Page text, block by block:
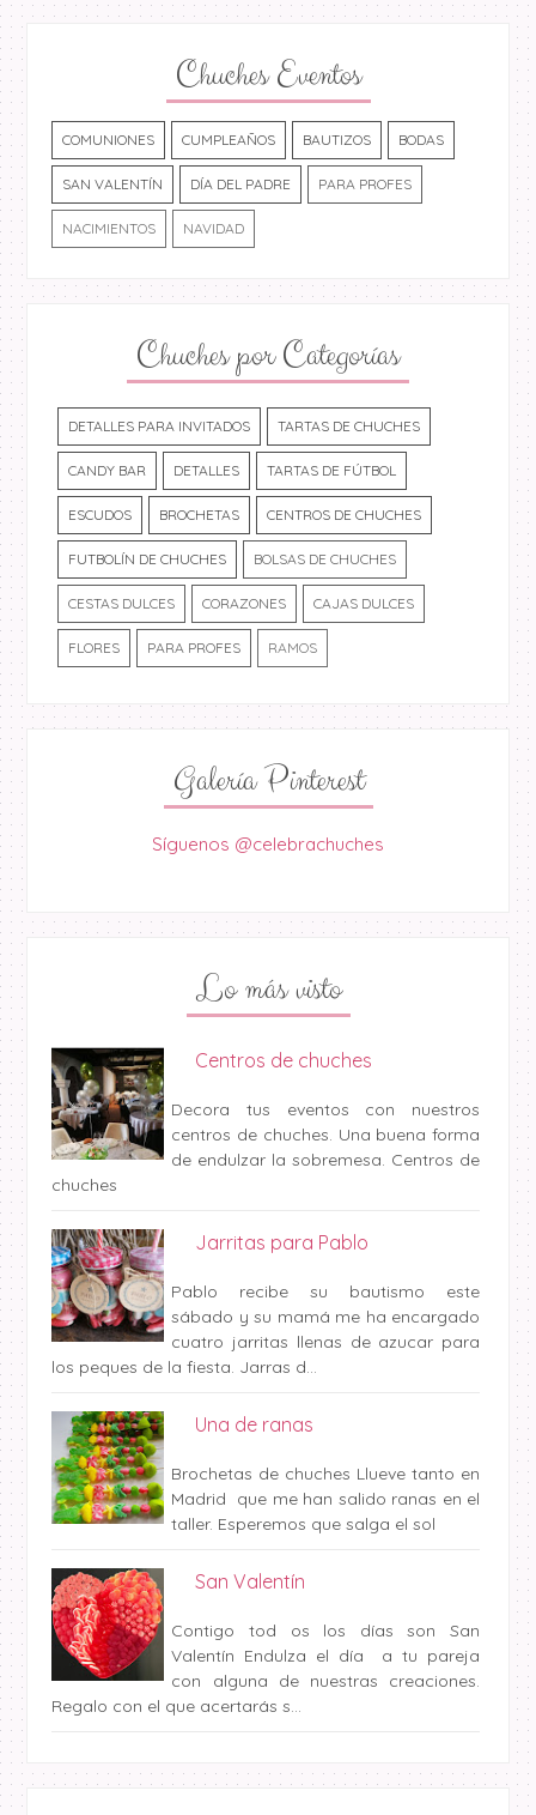
Chuches Eventos
COMUNIONES CUMPLEAÑOS BAUTIZOS BODAS
SAN VALENTÍN DÍA DEL PADRE PARA PROFES
NACIMIENTOS NAVIDAD
Chuches por Categorías
DETALLES PARA INVITADOS TARTAS DE CHUCHES
CANDY BAR DETALLES TARTAS DE FÚTBOL
ESCUDOS BROCHETAS CENTROS DE CHUCHES
FUTBOLÍN DE CHUCHES BOLSAS DE CHUCHES
CESTAS DULCES CORAZONES CAJAS DULCES
FLORES PARA PROFES RAMOS
Galería Pinterest
Síguenos @celebrachuches
Lo más visto
Centros de chuches
Decora tus eventos con nuestros
centros de chuches. Una buena forma
de endulzar la sobremesa. Centros de
chuches
Jarritas para Pablo
Pablo recibe su bautismo este
sábado y su mamá me ha encargado
cuatro jarritas llenas de azucar para
los peques de la fiesta. Jarras d...
Una de ranas
Brochetas de chuches Llueve tanto en
Madrid que me han salido ranas en el
taller. Esperemos que salga el sol
San Valentín
Contigo tod os los días son San
Valentín Endulza el día a tu pareja
con alguna de nuestras creaciones.
Regalo con el que acertarás s...